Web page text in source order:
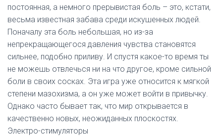
постоянная, а немного прерывистая боль – это, кстати,
весьма известная забава среди искушенных людей.
Поначалу эта боль небольшая, но из-за
непрекращающегося давления чувства становятся
сильнее, подобно приливу. И спустя какое-то время ты
не можешь отвлечься ни на что другое, кроме сильной
боли в своих сосках. Эта игра уже относится к мягкой
степени мазохизма, а он уже может войти в привычку.
Однако часто бывает так, что мир открывается в
качественно новых, неожиданных плоскостях.
Электро-стимуляторы